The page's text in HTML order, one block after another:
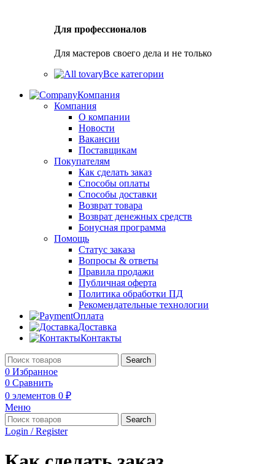
Для профессионалов
Для мастеров своего дела и не только
Все категории
Компания
Компания
О компании
Новости
Вакансии
Поставщикам
Покупателям
Как сделать заказ
Способы оплаты
Способы доставки
Возврат товара
Возврат денежных средств
Бонусная программа
Помощь
Статус заказа
Вопросы & ответы
Правила продажи
Публичная оферта
Политика обработки ПД
Рекомендательные технологии
Оплата
Доставка
Контакты
Search
0 Избранное
0 Сравнить
0 элементов 0 ₽
Меню
Search
Login / Register